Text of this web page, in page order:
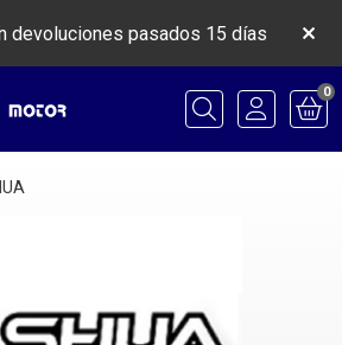
devoluciones pasados 15 días
Buscar
0